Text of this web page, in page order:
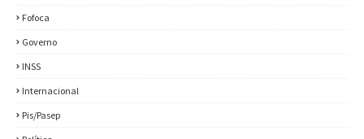
Fofoca
Governo
INSS
Internacional
Pis/Pasep